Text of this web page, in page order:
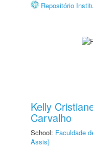
Repositório
Kelly
Carvalho
School: Faculdade
Assis)